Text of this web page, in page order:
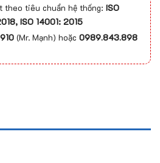
theo tiêu chuẩn hệ thống: ISO
ISO 14001: 2015
(Mr. Mạnh) hoặc 0989.843.898